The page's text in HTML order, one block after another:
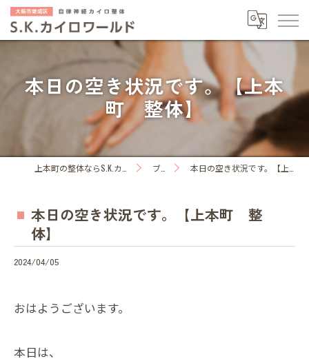
本日の空き状況です。【上本
町 整体】
ブログ 本日の空き状況です。【上本町 整体】
本日の空き状況です。【上本町 整
体】
2024/04/05
おはようございます。
本日は、